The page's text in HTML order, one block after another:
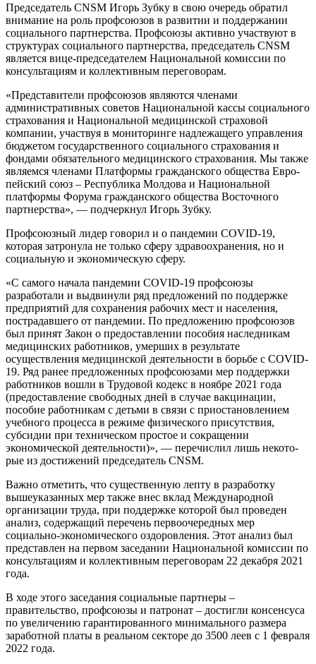
Председатель CNSM Игорь Зубку в свою очередь обратил
внимание на роль профсоюзов в развитии и поддержании
социального партнерства. Профсоюзы активно участвуют в
структурах социального партнерства, председатель CNSM
является вице-председателем Националь­ной комиссии по
консультациям и коллек­тивным переговорам.
«Представители профсоюзов являются членами
административных советов Национальной кассы социального
страхо­вания и Национальной медицинской стра­ховой
компании, участвуя в мониторинге надлежащего управления
бюджетом госу­дарственного социального страхования и
фондами обязательного медицинского страхования. Мы также
являемся членами Платформы гражданского общества Евро­
пейский союз ‒ Республика Молдова и Национальной
платформы Форума граж­данского общества Восточного
партнерства», — подчеркнул Игорь Зубку.
Профсоюзный лидер говорил и о пан­демии COVID-19,
которая затронула не только сферу здравоохранения, но и
соци­альную и экономическую сферу.
«С самого начала пандемии COVID-19 профсоюзы
разработали и выдвинули ряд предложений по поддержке
предприятий для сохранения рабочих мест и населения,
пострадавшего от пандемии. По предложе­нию профсоюзов
был принят Закон о пре­доставлении пособия наследникам
меди­цинских работников, умерших в результате
осуществления медицинской деятельности в борьбе с COVID-
19. Ряд ранее предложен­ных профсоюзами мер поддержки
работ­ников вошли в Трудовой кодекс в ноябре 2021 года
(предоставление свободных дней в случае вакцинации,
пособие работни­кам с детьми в связи с приостановлением
учебного процесса в режиме физическо­го присутствия,
субсидии при техническом простое и сокращении
экономической деятельности)», — перечислил лишь некото­
рые из достижений председатель CNSM.
Важно отметить, что существенную лепту в разработку
вышеуказанных мер также внес вклад Международной
организации труда, при поддержке которой был прове­ден
анализ, содержащий перечень перво­очередных мер
социально-экономического оздоровления. Этот анализ был
представ­лен на первом заседании Национальной комиссии по
консультациям и коллектив­ным переговорам 22 декабря 2021
года.
В ходе этого заседания социальные партнеры –
правительство, профсоюзы и патронат – достигли консенсуса
по увели­чению гарантированного минимального размера
заработной платы в реальном сек­торе до 3500 леев с 1 февраля
2022 года.